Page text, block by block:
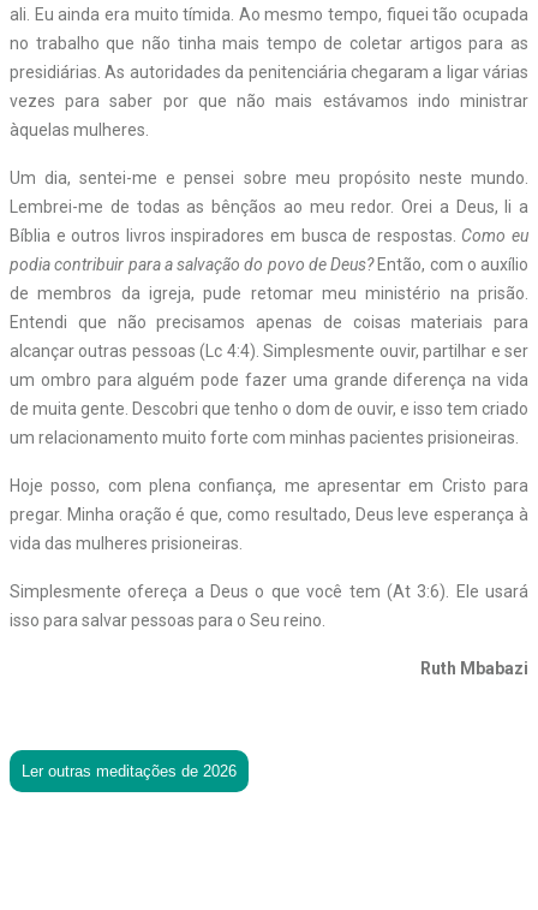
ali. Eu ainda era muito tímida. Ao mesmo tempo, fiquei tão ocupada
no trabalho que não tinha mais tempo de coletar artigos para as
presidiárias. As autoridades da penitenciária chegaram a ligar várias
vezes para saber por que não mais estávamos indo ministrar
àquelas mulheres.
Um dia, sentei-me e pensei sobre meu propósito neste mundo.
Lembrei-me de todas as bênçãos ao meu redor. Orei a Deus, li a
Bíblia e outros livros inspiradores em busca de respostas. Como eu
podia contribuir para a salvação do povo de Deus?Então, com o auxílio
de membros da igreja, pude retomar meu ministério na prisão.
Entendi que não precisamos apenas de coisas materiais para
alcançar outras pessoas (Lc 4:4). Simplesmente ouvir, partilhar e ser
um ombro para alguém pode fazer uma grande diferença na vida
de muita gente. Descobri que tenho o dom de ouvir, e isso tem criado
um relacionamento muito forte com minhas pacientes prisioneiras.
Hoje posso, com plena confiança, me apresentar em Cristo para
pregar. Minha oração é que, como resultado, Deus leve esperança à
vida das mulheres prisioneiras.
Simplesmente ofereça a Deus o que você tem (At 3:6). Ele usará
isso para salvar pessoas para o Seu reino.
Ruth Mbabazi
Ler outras meditações de 2026